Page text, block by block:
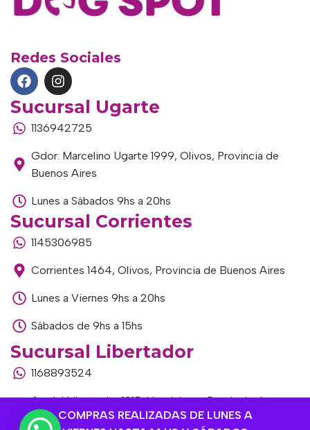
COMPRAS REALIZADAS DE LUNES A
Redes Sociales
Sucursal Ugarte
1136942725
Gdor. Marcelino Ugarte 1999, Olivos, Provincia de
Buenos Aires
Lunes a Sábados 9hs a 20hs
Sucursal Corrientes
1145306985
Corrientes 1464, Olivos, Provincia de Buenos Aires
Lunes a Viernes 9hs a 20hs
Sábados de 9hs a 15hs
Sucursal Libertador
1168893524
Av. del Libertador 1915, Vte. López, Provincia de
Buenos Aires